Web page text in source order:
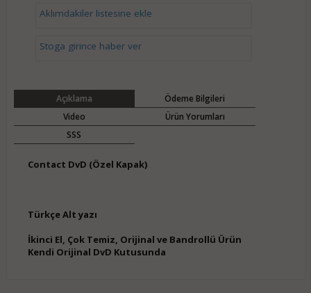
Aklımdakiler listesine ekle
Stoga girince haber ver
Açıklama
Ödeme Bilgileri
Video
Ürün Yorumları
SSS
Contact DvD (Özel Kapak)
Türkçe Alt yazı
İkinci El, Çok Temiz, Orijinal ve Bandrollü Ürün
Kendi Orijinal DvD Kutusunda